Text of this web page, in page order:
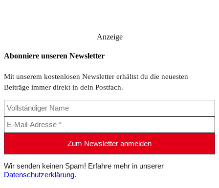
Anzeige
Abonniere unseren Newsletter
Mit unserem kostenlosen Newsletter erhältst du die neuesten
Beiträge immer direkt in dein Postfach.
Wir senden keinen Spam! Erfahre mehr in unserer
Datenschutzerklärung.